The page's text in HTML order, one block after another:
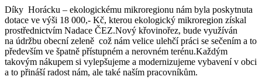
Díky Horácku – ekologickému mikroregionu nám byla poskytnuta
dotace ve výši 18 000,- Kč, kterou ekologický mikroregion získal
prostřednictvím Nadace ČEZ.Nový křovinořez, bude využíván
na údržbu obecní zeleně což nám velice ulehčí práci se sečením a to
především ve špatně přístupném a nerovném terénu.Každým
takovým nákupem si vylepšujeme a modernizujeme vybavení v obci
a to přináší radost nám, ale také naším pracovníkům.